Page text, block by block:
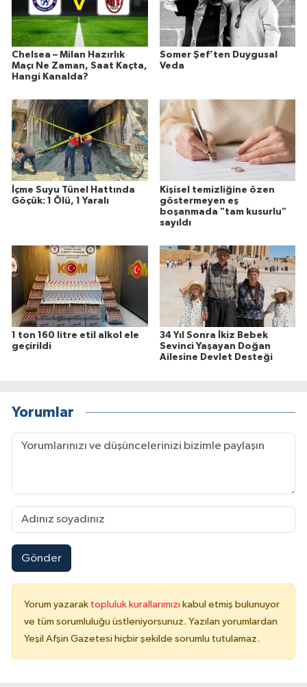
Chelsea – Milan Hazırlık
Maçı Ne Zaman, Saat Kaçta,
Hangi Kanalda?
Somer Şef’ten Duygusal
Veda
İçme Suyu Tünel Hattında
Göçük: 1 Ölü, 1 Yaralı
Kişisel temizliğine özen
göstermeyen eş
boşanmada "tam kusurlu"
sayıldı
1 ton 160 litre etil alkol ele
geçirildi
34 Yıl Sonra İkiz Bebek
Sevinci Yaşayan Doğan
Ailesine Devlet Desteği
Yorumlar
Gönder
Yorum yazarak topluluk kurallarımızı kabul etmiş bulunuyor
ve tüm sorumluluğu üstleniyorsunuz. Yazılan yorumlardan
Yeşil Afşin Gazetesi hiçbir şekilde sorumlu tutulamaz.